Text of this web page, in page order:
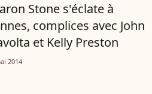
Stone s'éclate à
complices avec John
et Kelly Preston
2014